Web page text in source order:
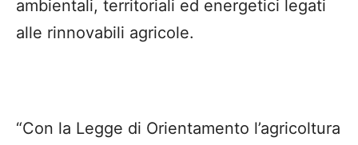
ambientali, territoriali ed energetici legati
alle rinnovabili agricole.
“Con la Legge di Orientamento l’agricoltura